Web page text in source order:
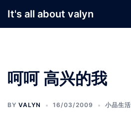
It's all about valyn
呵呵 高兴的我
BY VALYN 16/03/2009 小品生活